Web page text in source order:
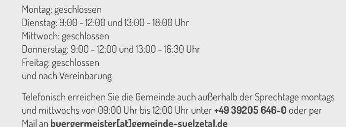
Montag: geschlossen
Dienstag: 9:00 - 12:00 und 13:00 - 18:00 Uhr
Mittwoch: geschlossen
Donnerstag: 9:00 - 12:00 und 13:00 - 16:30 Uhr
Freitag: geschlossen
und nach Vereinbarung
Telefonisch erreichen Sie die Gemeinde auch außerhalb der Sprechtage montags
und mittwochs von 09:00 Uhr bis 12:00 Uhr unter+49 39205 646-0 oder per
Mail an buergermeister[at]gemeinde-suelzetal.de